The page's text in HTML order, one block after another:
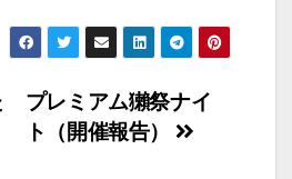
プレミアム獺祭ナイ
ト（開催報告）